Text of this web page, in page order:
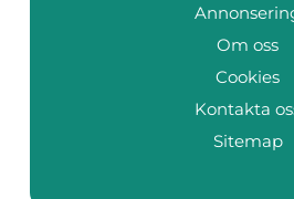
Om oss
Cookies
Kontakta
Sitemap